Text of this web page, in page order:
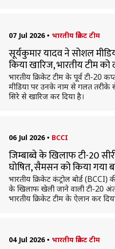
07 Jul 2026 • भारतीय क्रिकेट टीम
सूर्यकुमार यादव ने सोशल
किया खारिज, भारतीय टीम
भारतीय क्रिकेट टीम के पूर्व टी-20
मीडिया पर उनके नाम से गलत तरीके
सिरे से खारिज कर दिया है।
06 Jul 2026 • BCCI
जिम्बाब्वे के खिलाफ टी-20
घोषित, सैमसन को किया गया
भारतीय क्रिकेट कंट्रोल बोर्ड (BCCI)
के खिलाफ खेली जाने वाली टी-20
भारतीय क्रिकेट टीम के ऐलान कर
04 Jul 2026 • भारतीय क्रिकेट टीम